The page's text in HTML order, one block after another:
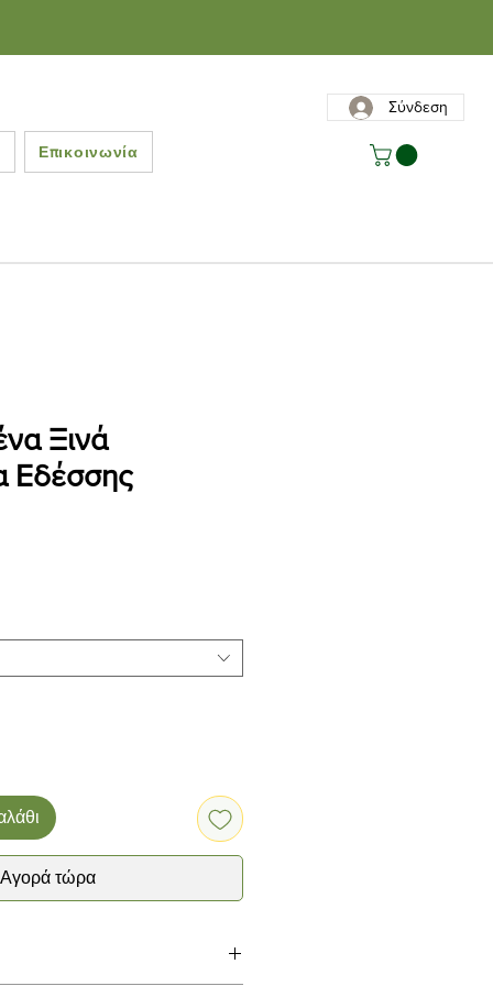
Επικοινωνία
Σύνδεση
Ξινά
Εδέσσης
Αγορά τώρα